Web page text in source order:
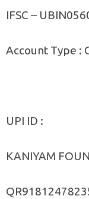
IFSC –
Account Type :
UPI ID :
KANIYAM